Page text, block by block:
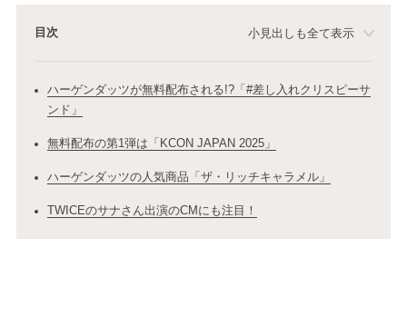
目次 小見出しも全て表示
ハーゲンダッツが無料配布される!?「#差し入れクリスピーサ
ンド」
無料配布の第1弾は「KCON JAPAN 2025」
ハーゲンダッツの人気商品「ザ・リッチキャラメル」
TWICEのサナさん出演のCMにも注目！